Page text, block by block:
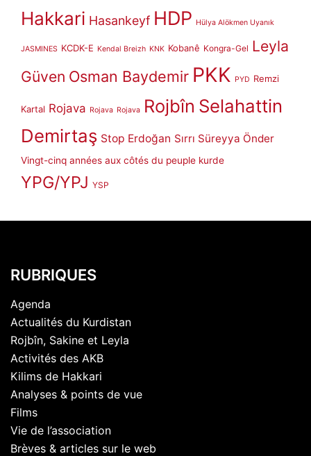
Hakkari Hasankeyf HDP Hülya Alökmen Uyanık
JASMINES KCDK-E Kendal Breizh KNK Kobanê Kongra-Gel Leyla
Güven Osman Baydemir PKK PYD Remzi
Kartal Rojava Rojava Rojava Rojbîn Selahattin
Demirtaş Stop Erdoğan Sırrı Süreyya Önder
Vingt-cinq années aux côtés du peuple kurde
YPG/YPJ YSP
RUBRIQUES
Agenda
Actualités du Kurdistan
Rojbîn, Sakine et Leyla
Activités des AKB
Kilims de Hakkari
Analyses & points de vue
Films
Vie de l’association
Brèves & articles sur le web